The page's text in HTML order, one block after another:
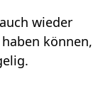
wieder
können,